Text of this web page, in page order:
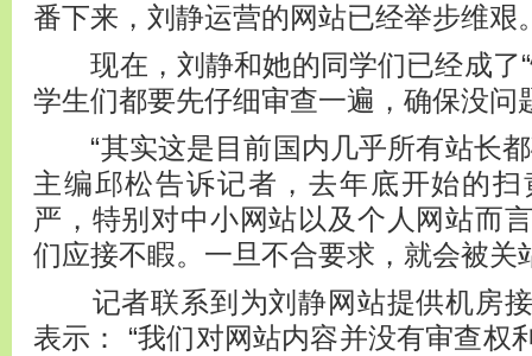
番下来，刘静运营的网站已经举步维艰
现在，刘静和她的同学们已经成了“
学生们都要先仔细审查一遍，确保没问
“其实这是目前国内几乎所有站长都
主编邱松告诉记者，去年底开始的
严，特别对中小网站以及个人网站而
们应接不睱。一旦不合要求，就会被关
记者联系到为刘静网站提供机房接
表示： “我们对网站内容并没有审查权